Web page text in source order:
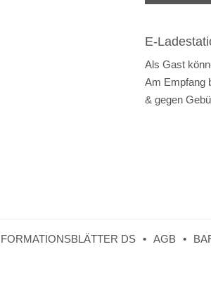
E-
Als Gast
Am Empfang
& gegen
DS AGB